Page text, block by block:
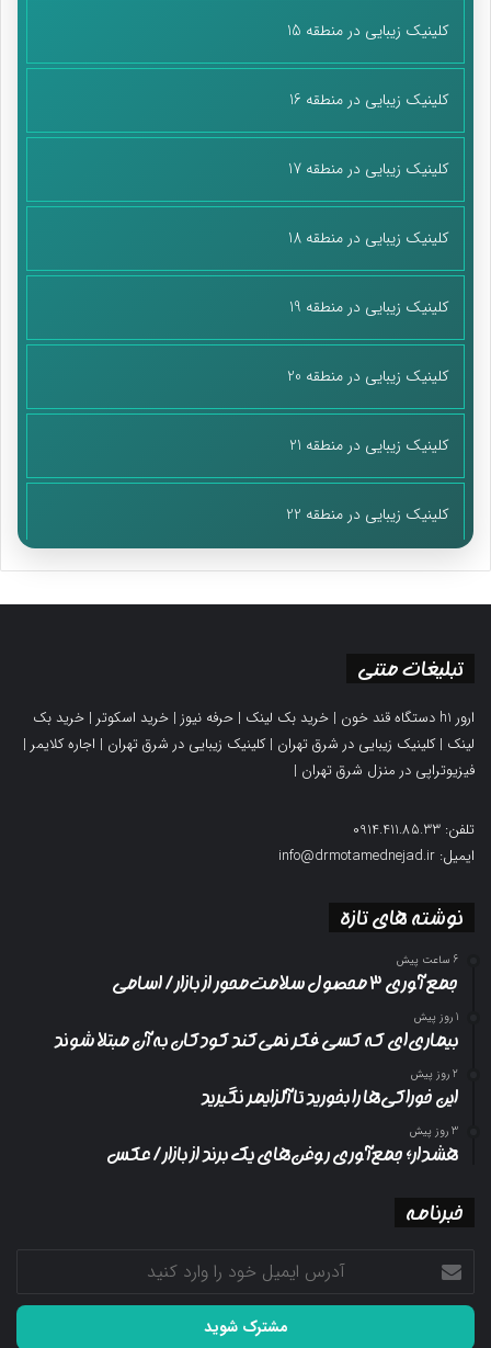
کلینیک زیبایی در منطقه 15
کلینیک زیبایی در منطقه 16
کلینیک زیبایی در منطقه 17
کلینیک زیبایی در منطقه 18
کلینیک زیبایی در منطقه 19
کلینیک زیبایی در منطقه 20
کلینیک زیبایی در منطقه 21
کلینیک زیبایی در منطقه 22
تبلیغات متنی
ارور h1 دستگاه قند خون | خرید بک لینک | حرفه نیوز | خرید اسکوتر | خرید بک
لینک |کلینیک زیبایی در شرق تهران |کلینیک زیبایی در شرق تهران | اجاره کلایمر |
فیزیوتراپی در منزل شرق تهران |
تلفن: 0914.411.85.33
ایمیل: info@drmotamednejad.ir
نوشته های تازه
6 ساعت پیش
جمع آوری ۳ محصول سلامت‌محور از بازار/ اسامی
1 روز پیش
بیماری‌ای که کسی فکر نمی‌کند کودکان به آن مبتلا شوند
2 روز پیش
این خوراکی‌ها را بخورید تا آلزایمر نگیرید
3 روز پیش
هشدار؛ جمع‌آوری روغن‌های یک برند از بازار/ عکس
خبرنامه
آدرس
ایمیل
خود